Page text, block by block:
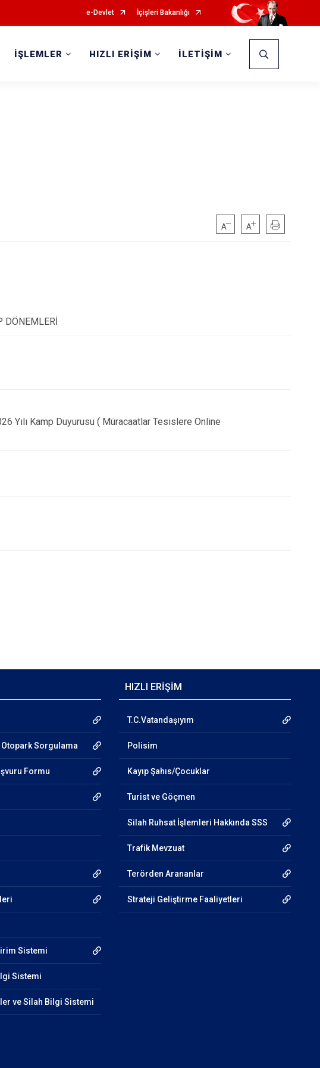
e-Devlet İçişleri Bakanlığı
İŞLEMLER HIZLI ERİŞİM İLETİŞİM
DÖNEMLERİ
Yılı Kamp Duyurusu ( Müracaatlar Tesislere Online
Otopark Sorgulama
Formu
Sistemi
Sistemi
ve Silah Bilgi Sistemi
HIZLI ERİŞİM
T.C.Vatandaşıyım
Polisim
Kayıp Şahıs/Çocuklar
Turist ve Göçmen
Silah Ruhsat İşlemleri Hakkında SSS
Trafik Mevzuat
Terörden Arananlar
Strateji Geliştirme Faaliyetleri